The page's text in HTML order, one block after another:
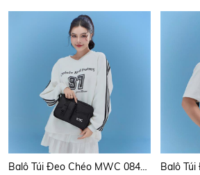
Balô Túi Đeo Chéo MWC 0845 - Túi Đeo Chéo Unisex Thời Trang Đi Dạo Phố, Đi Chơi, Du Lịch Cool Ngầu Và Tràn Đầy Năng Lượng.